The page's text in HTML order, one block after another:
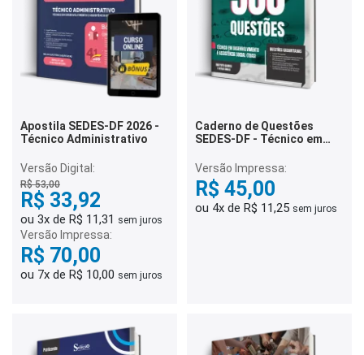
Apostila SEDES-DF 2026 -
Técnico Administrativo
Versão Digital:
R$ 53,00
R$ 33,92
ou 3x de R$ 11,31 sem juros
Versão Impressa:
R$ 70,00
ou 7x de R$ 10,00 sem juros
Caderno de Questões
SEDES-DF - Técnico em
Assistência Social (TDAS)
- 500 Questões
Gabaritadas
Versão Impressa:
R$ 45,00
ou 4x de R$ 11,25 sem juros